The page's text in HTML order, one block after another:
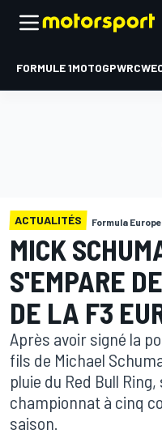
FORMULE 1MOTOGPWRC
ACTUALITÉS Formula
MICK
S'EMPARE
DE LA F3
Après avoir signé la
fils de Michael
pluie du Red Bull
championnat à cinq
saison.